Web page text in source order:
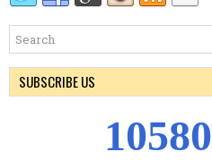
SUBSCRIBE US
10580